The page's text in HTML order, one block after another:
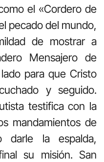
el «Cordero de
pecado del mundo,
de mostrar a
Mensajero de
para que Cristo
y seguido.
testifica con la
mandamientos de
la espalda,
su misión. San